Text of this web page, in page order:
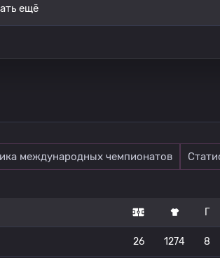
ещё
международных чемпионатов
Г
26 1274 8